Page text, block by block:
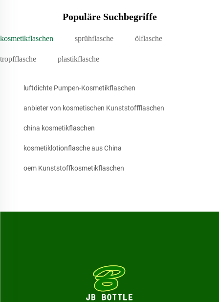
Populäre Suchbegriffe
kosmetikflaschen sprühflasche ölflasche
tropfflasche plastikflasche
luftdichte Pumpen-Kosmetikflaschen
anbieter von kosmetischen Kunststoffflaschen
china kosmetikflaschen
kosmetiklotionflasche aus China
oem Kunststoffkosmetikflaschen